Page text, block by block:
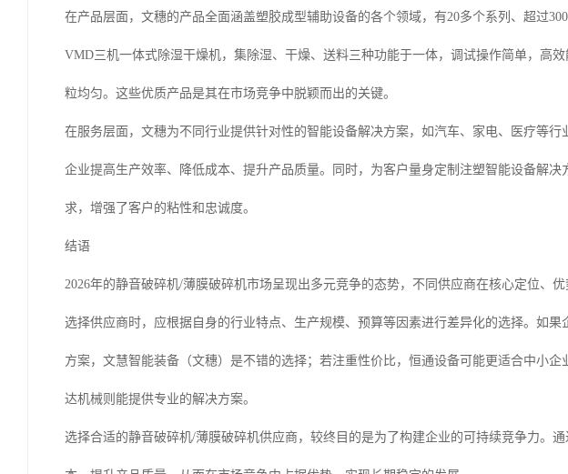
在产品层面，文穗的产品全面涵盖塑胶成型辅助设备的各个领域，有20多个系列、超过
VMD三机一体式除湿干燥机，集除湿、干燥、送料三种功能于一体，调试操作简单，高
粒均匀。这些优质产品是其在市场竞争中脱颖而出的关键。
在服务层面，文穗为不同行业提供针对性的智能设备解决方案，如汽车、家电、医疗等
企业提高生产效率、降低成本、提升产品质量。同时，为客户量身定制注塑智能设备解
求，增强了客户的粘性和忠诚度。
结语
2026年的静音破碎机/薄膜破碎机市场呈现出多元竞争的态势，不同供应商在核心定位、
选择供应商时，应根据自身的行业特点、生产规模、预算等因素进行差异化的选择。如
方案，文慧智能装备（文穗）是不错的选择；若注重性价比，恒通设备可能更适合中小
达机械则能提供专业的解决方案。
选择合适的静音破碎机/薄膜破碎机供应商，较终目的是为了构建企业的可持续竞争力。